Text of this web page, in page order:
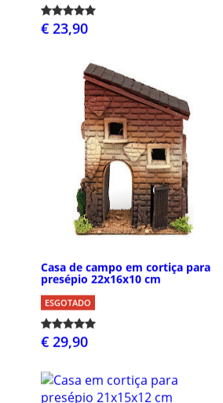
€ 23,90
Casa de campo em cortiça para
presépio 22x16x10 cm
ESGOTADO
€ 29,90